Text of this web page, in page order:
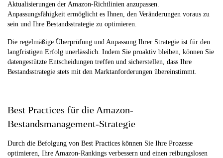
Aktualisierungen der Amazon-Richtlinien anzupassen.
Anpassungsfähigkeit ermöglicht es Ihnen, den Veränderungen voraus zu
sein und Ihre Bestandsstrategie zu optimieren.
Die regelmäßige Überprüfung und Anpassung Ihrer Strategie ist für den
langfristigen Erfolg unerlässlich. Indem Sie proaktiv bleiben, können Sie
datengestützte Entscheidungen treffen und sicherstellen, dass Ihre
Bestandsstrategie stets mit den Marktanforderungen übereinstimmt.
Best Practices für die Amazon-
Bestandsmanagement-Strategie
Durch die Befolgung von Best Practices können Sie Ihre Prozesse
optimieren, Ihre Amazon-Rankings verbessern und einen reibungslosen